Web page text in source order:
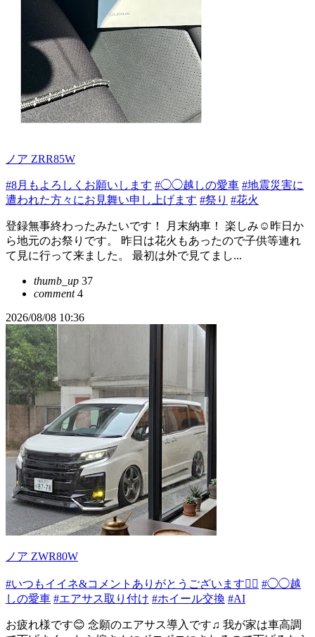
ノア ZRR85W
#8月もよろしくお願いします #◯◯越しの愛車 #地震災害に
遭われた方々にお見舞い申し上げます #祭り #花火
登録無事終わったみたいです！ 月末納車！ 楽しみ☺️昨日か
ら地元のお祭りです。 昨日は花火もあったので子供等連れ
て見に行って来ました。 最初は外で見てまし...
thumb_up 37
comment4
2026/08/08 10:36
ノア ZWR80W
#いつもイイネ&コメントありがとうございます🙇‍♂️ #◯◯越
しの愛車 #エアサス取り付け #ホイール交換 #AI
お疲れ様です😊 念願のエアサス導入です♫ 我が家は車高調